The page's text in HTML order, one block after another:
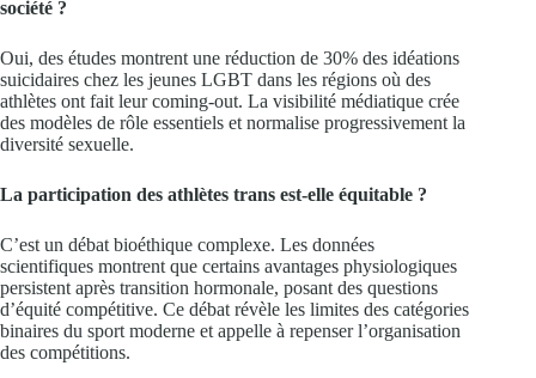
société ?
Oui, des études montrent une réduction de 30% des idéations
suicidaires chez les jeunes LGBT dans les régions où des
athlètes ont fait leur coming-out. La visibilité médiatique crée
des modèles de rôle essentiels et normalise progressivement la
diversité sexuelle.
La participation des athlètes trans est-elle équitable ?
C’est un débat bioéthique complexe. Les données
scientifiques montrent que certains avantages physiologiques
persistent après transition hormonale, posant des questions
d’équité compétitive. Ce débat révèle les limites des catégories
binaires du sport moderne et appelle à repenser l’organisation
des compétitions.